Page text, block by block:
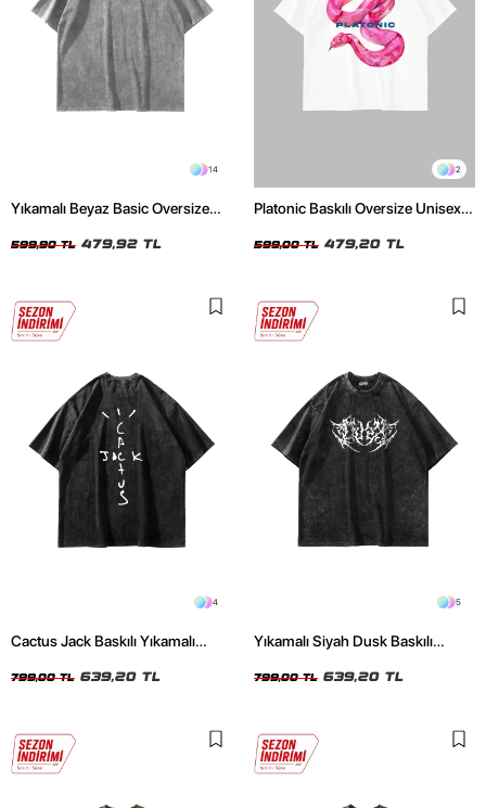
14
Yıkamalı Beyaz Basic Oversize
599,90 TL 479,92 TL
2
Platonic Baskılı Oversize Unisex
599,00 TL 479,20 TL
4
Cactus Jack Baskılı Yıkamalı
799,00 TL 639,20 TL
5
Yıkamalı Siyah Dusk Baskılı
799,00 TL 639,20 TL